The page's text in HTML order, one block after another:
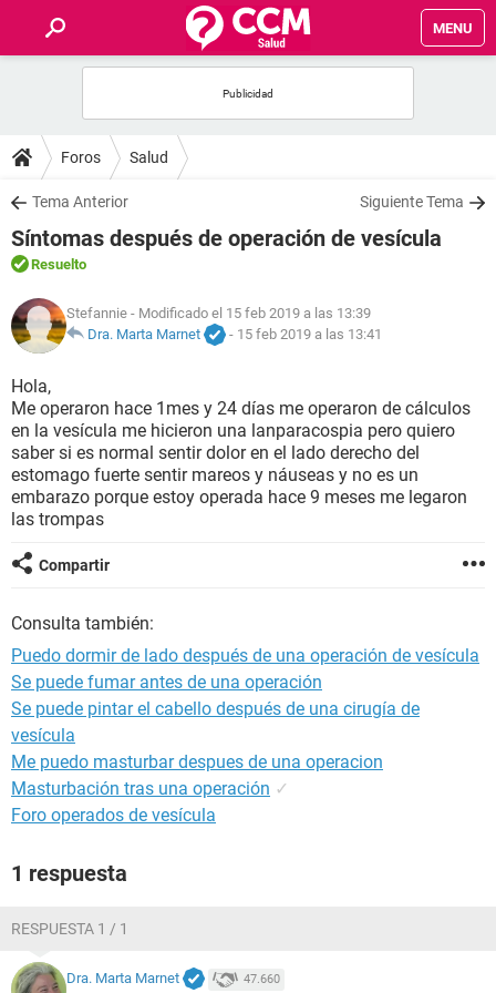
MENU
FOROS
SALUD
FAMILIA
NUTRICIÓN
SEXUALIDAD
GLOSARIO
Foros Salud
Tema Anterior Siguiente Tema
Síntomas después de operación de vesícula
Resuelto
Stefannie - Modificado el 15 feb 2019 a las 13:39
Dra. Marta Marnet
- 15 feb 2019 a las 13:41
Hola,
Me operaron hace 1mes y 24 días me operaron de cálculos
en la vesícula me hicieron una lanparacospia pero quiero
saber si es normal sentir dolor en el lado derecho del
estomago fuerte sentir mareos y náuseas y no es un
embarazo porque estoy operada hace 9 meses me legaron
las trompas
Compartir
Consulta también:
Puedo dormir de lado después de una operación de vesícula
Se puede fumar antes de una operación
Se puede pintar el cabello después de una cirugía de
vesícula
Me puedo masturbar despues de una operacion
Masturbación tras una operación ✓
Foro operados de vesícula
1 respuesta
RESPUESTA 1 / 1
Dra. Marta Marnet 47.660